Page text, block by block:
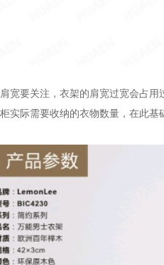
宽要关注，衣架的肩宽过宽会占
实际需要收纳的衣物数量，在此